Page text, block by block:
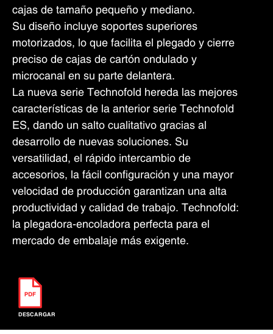
cajas de tamaño pequeño y mediano.
Su diseño incluye soportes superiores
motorizados, lo que facilita el plegado y cierre
preciso de cajas de cartón ondulado y
microcanal en su parte delantera.
La nueva serie Technofold hereda las mejores
características de la anterior serie Technofold
ES, dando un salto cualitativo gracias al
desarrollo de nuevas soluciones. Su
versatilidad, el rápido intercambio de
accesorios, la fácil configuración y una mayor
velocidad de producción garantizan una alta
productividad y calidad de trabajo. Technofold:
la plegadora-encoladora perfecta para el
mercado de embalaje más exigente.
DESCARGAR